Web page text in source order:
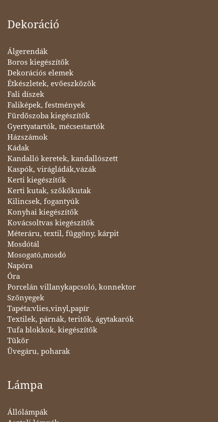
Dekoráció
Álgerendák
Boros kiegészítők
Dekorációs elemek
Étkészletek, evőeszközök
Fali díszek
Faliképek, festmények
Fürdőszoba kiegészítők
Gyertyatartók, mécsestartók
Házszámok
Kádak
Kandalló keretek, kandallószett
Kaspók, virágládák,vázák
Kerti kiegészítők
Kerti kutak, szökőkutak
Kilincsek, fogantyúk
Konyhai kiegészítők
Kovácsoltvas kiegészítők
Méteráru, textil, függöny, kárpit
Mosdótál
Mosogató,mosdó
Napóra
Óra
Porcelán villanykapcsoló, konnektor
Szőnyegek
Tapéta:vlies,vinyl,papír
Textilek, párnák, teritők, ágytakarók
Tufa blokkok, kiegészítők
Tükör
Üvegáru, poharak
Lámpa
Állólámpák